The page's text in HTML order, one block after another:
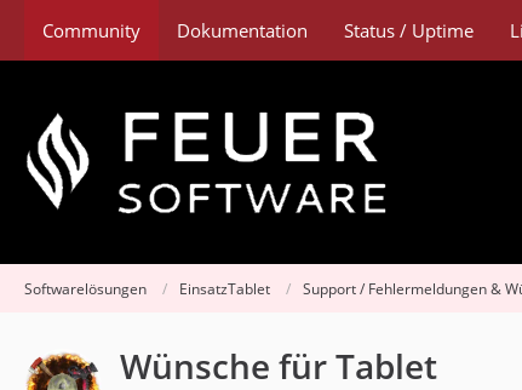
Community Dokumentation Status / Uptime
Softwarelösungen EinsatzTablet Support / Fehlermeldungen &
Wünsche für Tablet